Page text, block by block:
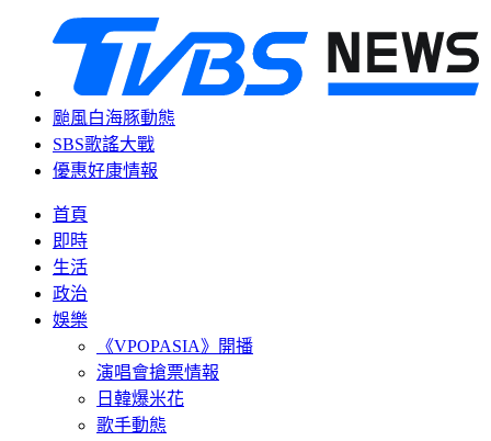
颱風白海豚動態
SBS歌謠大戰
優惠好康情報
首頁
即時
生活
政治
娛樂
《VPOPASIA》開播
演唱會搶票情報
日韓爆米花
歌手動態